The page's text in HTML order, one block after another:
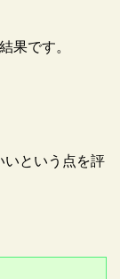
果です。
いという点を評